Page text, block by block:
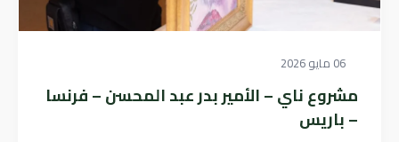
06 مايو 2026
مشروع ناي – الأمير بدر عبد المحسن – فرنسا
– باريس